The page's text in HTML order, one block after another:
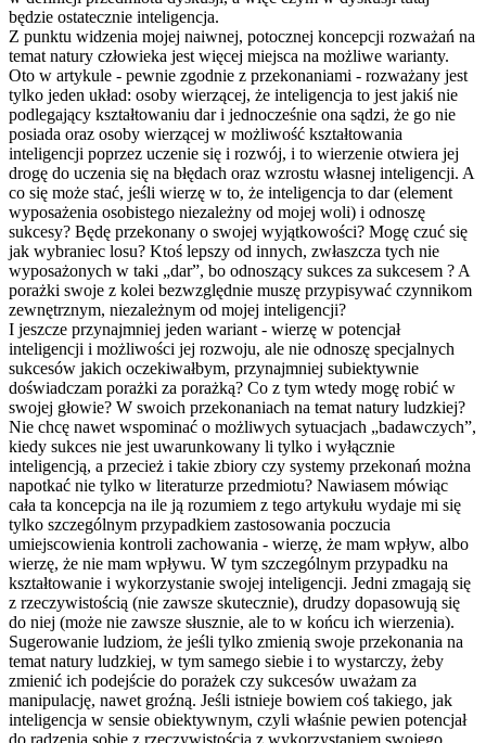
będzie ostatecznie inteligencja.
Z punktu widzenia mojej naiwnej, potocznej koncepcji rozważań na
temat natury człowieka jest więcej miejsca na możliwe warianty.
Oto w artykule - pewnie zgodnie z przekonaniami - rozważany jest
tylko jeden układ: osoby wierzącej, że inteligencja to jest jakiś nie
podlegający kształtowaniu dar i jednocześnie ona sądzi, że go nie
posiada oraz osoby wierzącej w możliwość kształtowania
inteligencji poprzez uczenie się i rozwój, i to wierzenie otwiera jej
drogę do uczenia się na błędach oraz wzrostu własnej inteligencji. A
co się może stać, jeśli wierzę w to, że inteligencja to dar (element
wyposażenia osobistego niezależny od mojej woli) i odnoszę
sukcesy? Będę przekonany o swojej wyjątkowości? Mogę czuć się
jak wybraniec losu? Ktoś lepszy od innych, zwłaszcza tych nie
wyposażonych w taki „dar”, bo odnoszący sukces za sukcesem ? A
porażki swoje z kolei bezwzględnie muszę przypisywać czynnikom
zewnętrznym, niezależnym od mojej inteligencji?
I jeszcze przynajmniej jeden wariant - wierzę w potencjał
inteligencji i możliwości jej rozwoju, ale nie odnoszę specjalnych
sukcesów jakich oczekiwałbym, przynajmniej subiektywnie
doświadczam porażki za porażką? Co z tym wtedy mogę robić w
swojej głowie? W swoich przekonaniach na temat natury ludzkiej?
Nie chcę nawet wspominać o możliwych sytuacjach „badawczych”,
kiedy sukces nie jest uwarunkowany li tylko i wyłącznie
inteligencją, a przecież i takie zbiory czy systemy przekonań można
napotkać nie tylko w literaturze przedmiotu? Nawiasem mówiąc
cała ta koncepcja na ile ją rozumiem z tego artykułu wydaje mi się
tylko szczególnym przypadkiem zastosowania poczucia
umiejscowienia kontroli zachowania - wierzę, że mam wpływ, albo
wierzę, że nie mam wpływu. W tym szczególnym przypadku na
kształtowanie i wykorzystanie swojej inteligencji. Jedni zmagają się
z rzeczywistością (nie zawsze skutecznie), drudzy dopasowują się
do niej (może nie zawsze słusznie, ale to w końcu ich wierzenia).
Sugerowanie ludziom, że jeśli tylko zmienią swoje przekonania na
temat natury ludzkiej, w tym samego siebie i to wystarczy, żeby
zmienić ich podejście do porażek czy sukcesów uważam za
manipulację, nawet groźną. Jeśli istnieje bowiem coś takiego, jak
inteligencja w sensie obiektywnym, czyli właśnie pewien potencjał